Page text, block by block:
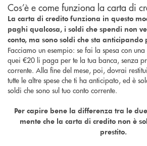
Cos’è e come funziona la carta di
La carta di credito funziona in questo
paghi qualcosa, i soldi che spendi non
conto, ma sono soldi che sta
Facciamo un esempio: se fai la spesa con
quei €20 li paga per te la tua banca, senza
corrente. Alla fine del mese, poi, dovrai
tutte le altre spese che ti ha anticipato, ed è
soldi che sono sul tuo conto corrente.
Per capire bene la differenza tra le
mente che la carta di credito non è
prestito.